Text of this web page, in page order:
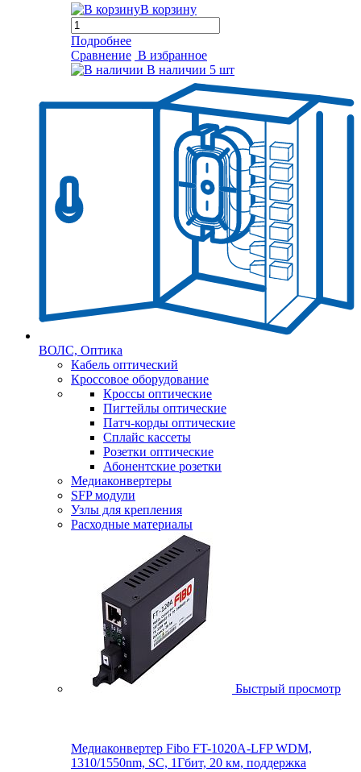
В корзину
Подробнее
Сравнение В избранное
В наличии 5 шт
ВОЛС, Оптика
Кабель оптический
Кроссовое оборудование
Кроссы оптические
Пигтейлы оптические
Патч-корды оптические
Сплайс кассеты
Розетки оптические
Абонентские розетки
Медиаконвертеры
SFP модули
Узлы для крепления
Расходные материалы
Быстрый просмотр
Медиаконвертер Fibo FT-1020A-LFP WDM,
1310/1550nm, SC, 1Гбит, 20 км, поддержка